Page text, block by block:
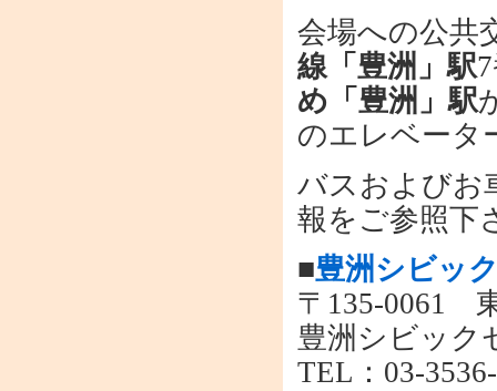
会場への公共
線「豊洲」駅
め「豊洲」駅
のエレベータ
バスおよびお
報をご参照下
■豊洲シビッ
〒135-0061
豊洲シビック
TEL：03-